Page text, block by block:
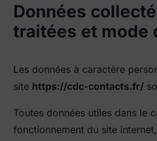
Données
traitées et mode
Les données à caractère
site https://cdc-contacts.fr/
Toutes données utiles dans le
fonctionnement du site